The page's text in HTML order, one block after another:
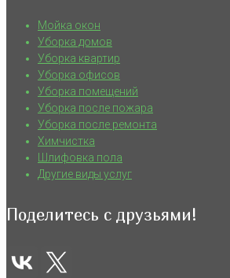
Мойка окон
Уборка домов
Уборка квартир
Уборка офисов
Уборка помещений
Уборка после пожара
Уборка после ремонта
Химчистка
Шлифовка пола
Другие виды услуг
Поделитесь с друзьями!